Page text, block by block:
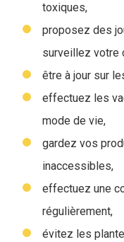
toxiques,
proposez des
surveillez votre
être à jour sur
effectuez les
mode de vie,
gardez vos
inaccessibles,
effectuez une
régulièrement,
évitez les